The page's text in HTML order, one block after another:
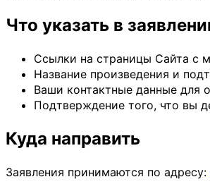
Что указать в
Ссылки на страницы Сайта с
Название произведения и
Ваши контактные данные для
Подтверждение того, что вы
Куда направить
Заявления принимаются по адресу: